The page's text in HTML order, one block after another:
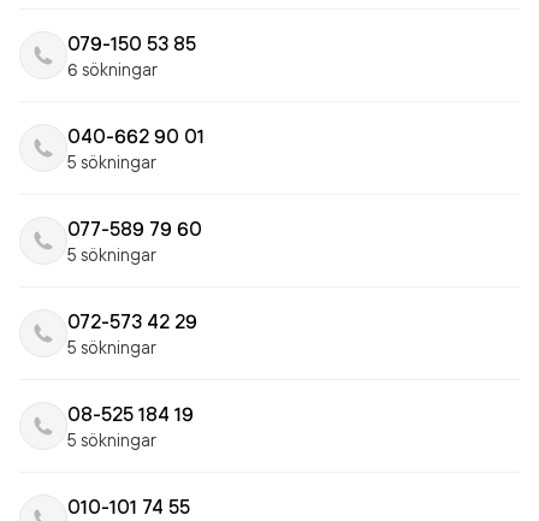
079-150 53 85
6 sökningar
040-662 90 01
5 sökningar
077-589 79 60
5 sökningar
072-573 42 29
5 sökningar
08-525 184 19
5 sökningar
010-101 74 55